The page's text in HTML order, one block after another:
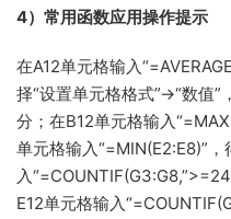
4）常用函数应用操作提示
在A12单元格输入
择“设置单元格格式”→“数值”
分；在B12单元格输入
单元格输入“=MIN(E2:E8)”
入
E12单元格输入